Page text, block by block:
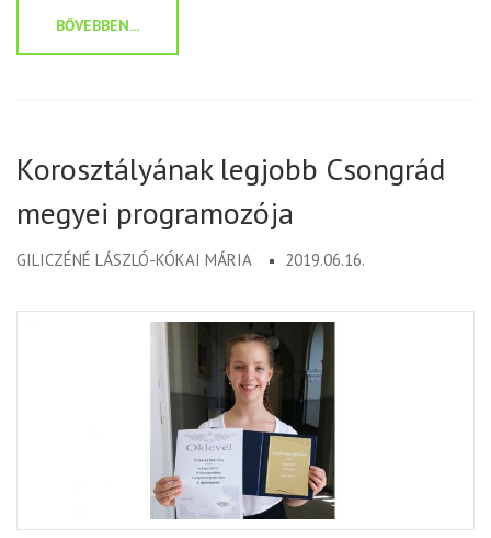
BŐVEBBEN...
Korosztályának legjobb Csongrád
megyei programozója
GILICZÉNÉ LÁSZLÓ-KÓKAI MÁRIA 2019.06.16.